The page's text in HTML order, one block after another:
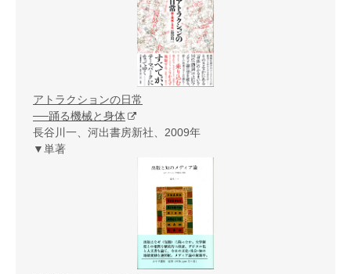
アトラクションの日常
──踊る機械と身体
長谷川一、河出書房新社、2009年
▼単著